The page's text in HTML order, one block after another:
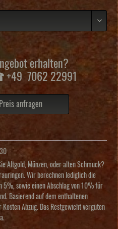
erhalten?
+49 7062 22991
anfragen
Altgold, Münzen, oder alten Schmuck?
Wir berechnen lediglich die
5%, sowie einen Abschlag von 10% für
Basierend auf dem enthaltenen
Abzug. Das Restgewicht vergüten